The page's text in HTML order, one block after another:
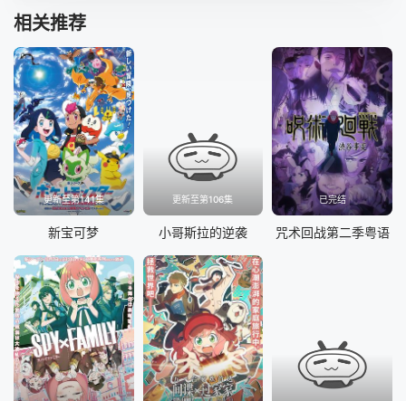
相关推荐
更新至第141集
新宝可梦
更新至第106集
小哥斯拉的逆袭
已完结
咒术回战第二季粤语